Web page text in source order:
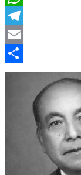
WhatsApp
Telegram
Email
Compartir